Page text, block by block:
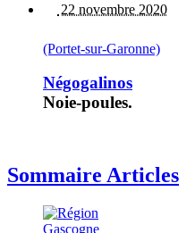
22 novembre 2020
(Portet-sur-Garonne)
Négogalinos
Noie-poules.
Sommaire Articles